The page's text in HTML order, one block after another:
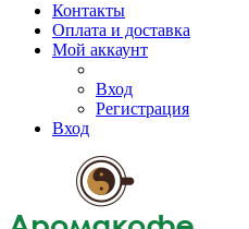
Контакты
Оплата и доставка
Мой аккаунт
Вход
Регистрация
Вход